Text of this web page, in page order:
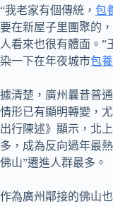
“我老家有個傳統， 包
要在新屋子里團聚的
人看來也很有體面。”
染一下在年夜城市包養
據清楚，廣州曩昔普
情形已有顯明轉變，
出行陳述》顯示，北
多，成為反向過年最
佛山”遷進人群最多。
作為廣州鄰接的佛山